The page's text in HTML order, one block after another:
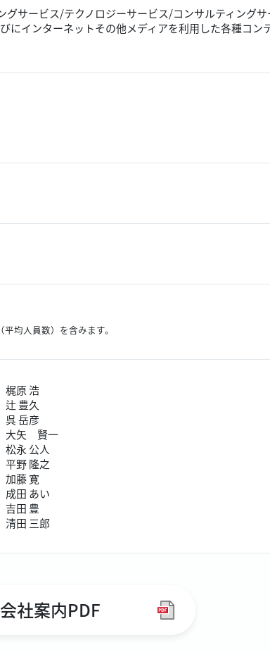
グサービス/テクノロジーサービス/コンサルティング
にインターネットその他メディアを利用した各種コン
均人員数）を含みます。
梶原 浩
辻󠄀 豊久
呉 岳彦
大矢 賢一
松永 公人
平野 隆之
加藤 寛
成田 あい
吉田 豊
清田 三郎
会社案内PDF